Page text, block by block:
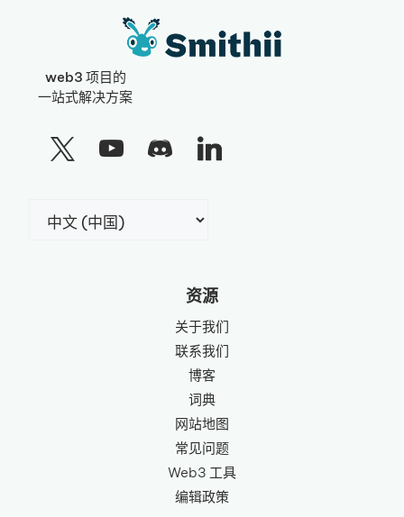
web3 项目的
一站式解决方案
资源
关于我们
联系我们
博客
词典
网站地图
常见问题
Web3 工具
编辑政策